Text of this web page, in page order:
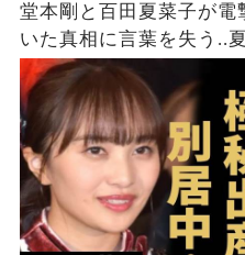
堂本剛と百田夏菜子が電
いた真相に言葉を失う..
われる理由...「KinKi
遍歴や性癖がヤバすぎて